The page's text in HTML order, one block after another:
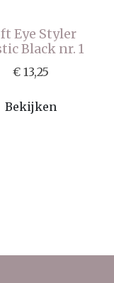
Eye Styler
Black nr. 1
€ 13,25
Bekijken